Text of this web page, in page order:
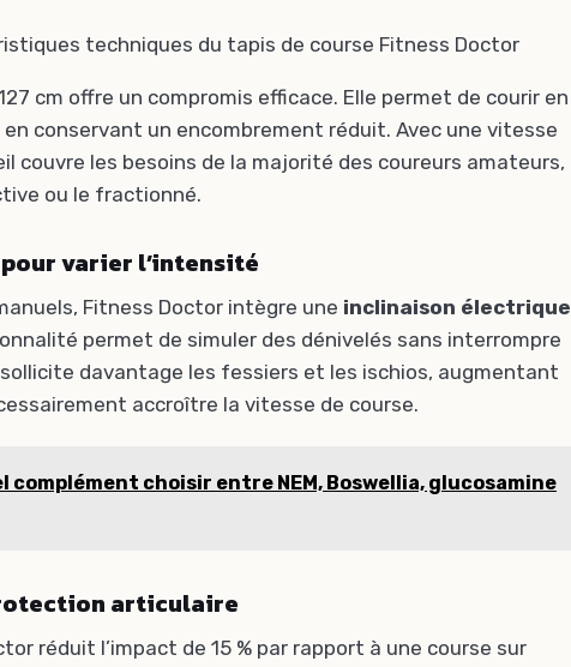
techniques du tapis de course Fitness Doctor
cm offre un compromis efficace. Elle permet de courir en
conservant un encombrement réduit. Avec une vitesse
couvre les besoins de la majorité des coureurs amateurs,
ou le fractionné.
varier l’intensité
Fitness Doctor intègre une inclinaison électrique
permet de simuler des dénivelés sans interrompre
sollicite davantage les fessiers et les ischios, augmentant
accroître la vitesse de course.
complément choisir entre NEM, Boswellia, glucosamine
articulaire
réduit l’impact de 15 % par rapport à une course sur